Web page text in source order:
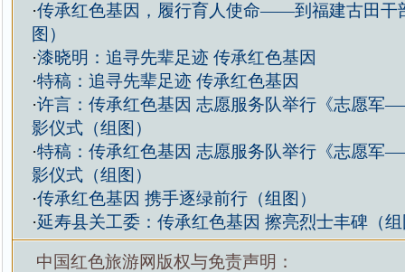
·传承红色基因，履行育人使命——到福建古田干
图）
·漆晓明：追寻先辈足迹 传承红色基因
·特稿：追寻先辈足迹 传承红色基因
·许言：传承红色基因 志愿服务队举行《志愿军
影仪式（组图）
·特稿：传承红色基因 志愿服务队举行《志愿军
影仪式（组图）
·传承红色基因 携手逐绿前行（组图）
·延寿县关工委：传承红色基因 擦亮烈士丰碑（
中国红色旅游网版权与免责声明：